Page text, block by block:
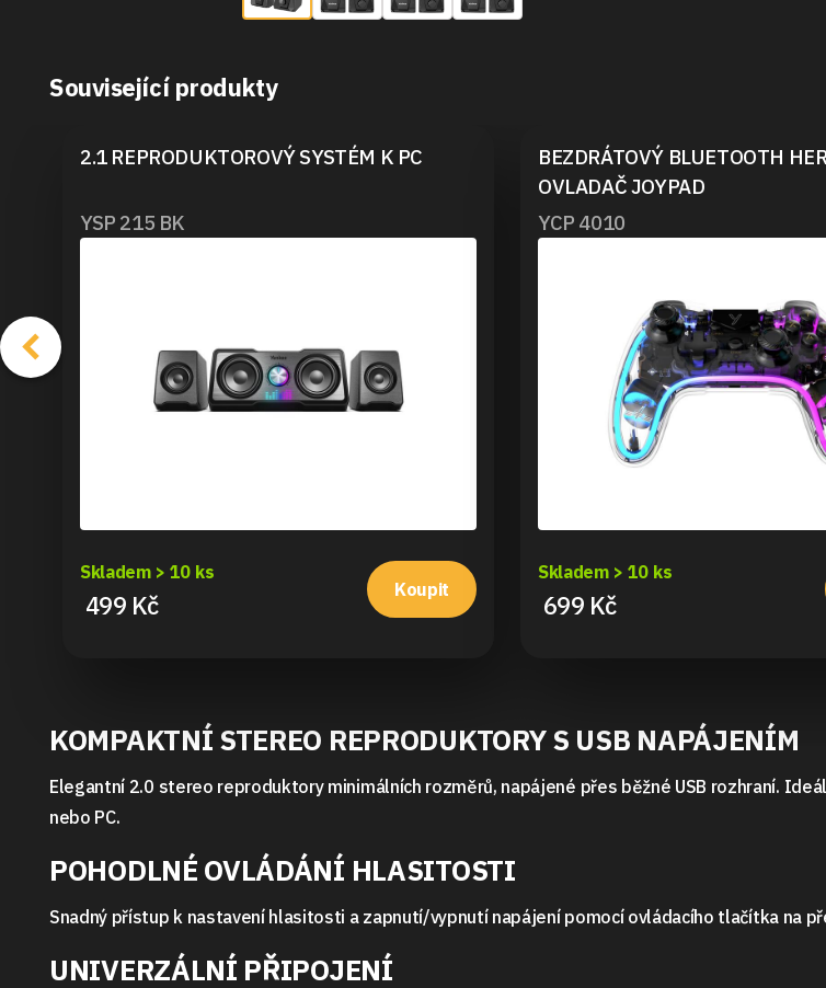
Související produkty
2.1 REPRODUKTOROVÝ SYSTÉM K PC
YSP 215 BK
Skladem > 10 ks
499 Kč Koupit
BEZDRÁTOVÝ BLUETOOTH
OVLADAČ JOYPAD
YCP 4010
Skladem > 10 ks
699 Kč
KOMPAKTNÍ STEREO REPRODUKTORY S USB NAPÁJENÍM
Elegantní 2.0 stereo reproduktory minimálních rozměrů, napájené přes běžné USB rozhraní.
nebo PC.
POHODLNÉ OVLÁDÁNÍ HLASITOSTI
Snadný přístup k nastavení hlasitosti a zapnutí/vypnutí napájení pomocí ovládacího tlačítka na
UNIVERZÁLNÍ PŘIPOJENÍ